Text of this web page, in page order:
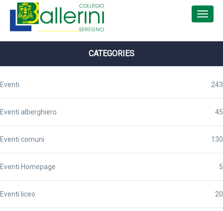
CATEGORIES
Eventi 243
Eventi alberghiero 45
Eventi comuni 130
Eventi Homepage 5
Eventi liceo 20